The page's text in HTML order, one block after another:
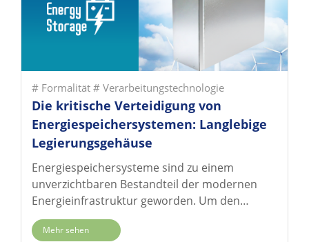
# Formalität # Verarbeitungstechnologie
Die kritische Verteidigung von
Energiespeichersystemen: Langlebige
Legierungsgehäuse
Energiespeichersysteme sind zu einem
unverzichtbaren Bestandteil der modernen
Energieinfrastruktur geworden. Um den
stabilen Betrieb von Energiespeichersystemen
in verschiedenen rauen Umgebungen zu
Mehr sehen